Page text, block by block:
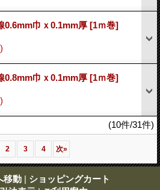
0.6mm巾ｘ0.1mm厚 [1ｍ巻]
0.8mm巾ｘ0.1mm厚 [1ｍ巻]
(10件/31件)
2 3 4 次»
移動 | ショッピングカート